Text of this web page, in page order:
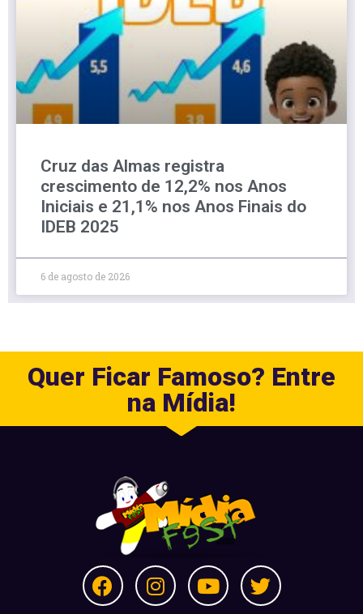
Cruz das Almas registra
crescimento de 12,2% nos Anos
Iniciais e 21,1% nos Anos Finais do
IDEB 2025
6 de agosto de 2026
Quer Ficar Famoso? Entre
na Mídia!